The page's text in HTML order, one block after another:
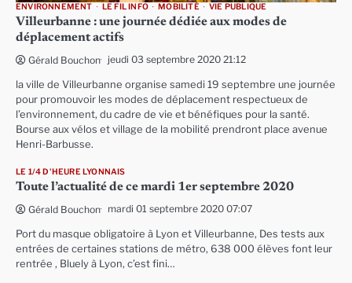
ENVIRONNEMENT LE FIL INFO MOBILITÉ VIE PUBLIQUE
Villeurbanne : une journée dédiée aux modes de
déplacement actifs
Gérald Bouchon jeudi 03 septembre 2020 21:12
la ville de Villeurbanne organise samedi 19 septembre une journée
pour promouvoir les modes de déplacement respectueux de
l’environnement, du cadre de vie et bénéfiques pour la santé.
Bourse aux vélos et village de la mobilité prendront place avenue
Henri-Barbusse.
LE 1/4 D'HEURE LYONNAIS
Toute l’actualité de ce mardi 1er septembre 2020
Gérald Bouchon mardi 01 septembre 2020 07:07
Port du masque obligatoire à Lyon et Villeurbanne, Des tests aux
entrées de certaines stations de métro, 638 000 élèves font leur
rentrée , Bluely à Lyon, c’est fini…